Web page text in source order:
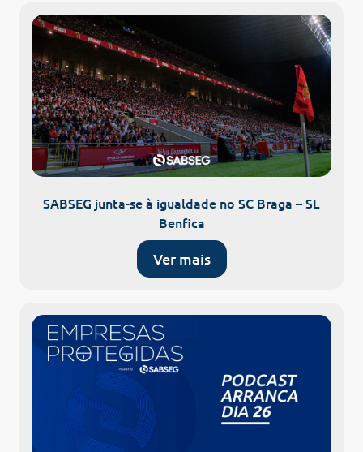
SABSEG junta-se à igualdade no SC Braga – SL
Benfica
Ver mais